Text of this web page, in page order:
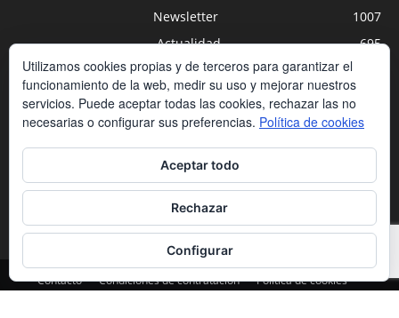
Newsletter
1007
Actualidad
695
Universidades
Blog
Agenda
254
Nuevas Tecnologías
200
Estudios
188
Centros Privados
Contacto Condiciones de contratación
Política de cookies
Utilizamos cookies propias y de terceros para garantizar el
funcionamiento de la web, medir su uso y mejorar nuestros
servicios. Puede aceptar todas las cookies, rechazar las no
necesarias o configurar sus preferencias. Política de cookies
Aceptar todo
Rechazar
Configurar